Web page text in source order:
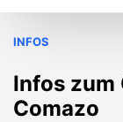
INFOS
Infos zum
Comazo